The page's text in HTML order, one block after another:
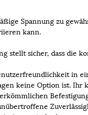
Spannung zu
kann.
stellt sicher, dass die
in
keine Option ist. Ihr